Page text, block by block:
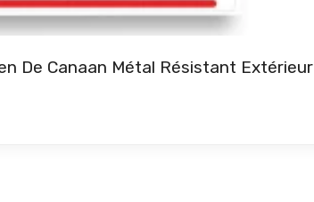
De Canaan Métal Résistant Extérieur